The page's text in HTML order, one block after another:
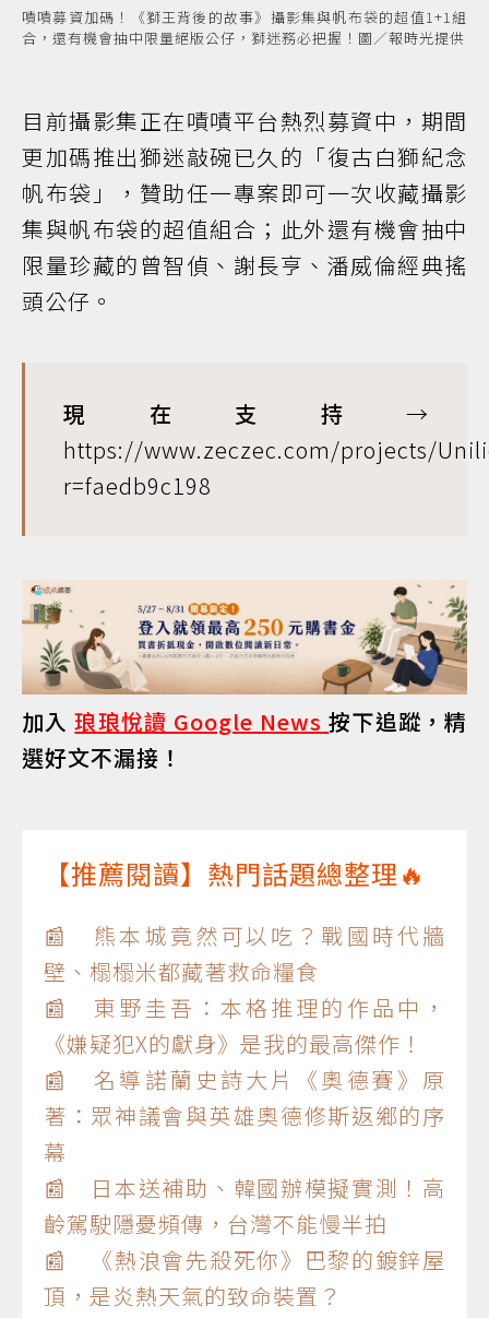
嘖嘖募資加碼！《獅王背後的故事》攝影集與帆布袋的超值1+1組
合，還有機會抽中限量絕版公仔，獅迷務必把握！圖／報時光提供
目前攝影集正在嘖嘖平台熱烈募資中，期間
更加碼推出獅迷敲碗已久的「復古白獅紀念
帆布袋」，贊助任一專案即可一次收藏攝影
集與帆布袋的超值組合；此外還有機會抽中
限量珍藏的曾智偵、謝長亨、潘威倫經典搖
頭公仔。
現在支持 →
https://www.zeczec.com/projects/
r=faedb9c198
加入琅琅悅讀 Google News按下追蹤，精
選好文不漏接！
【推薦閱讀】熱門話題總整理🔥
📰 熊本城竟然可以吃？戰國時代牆
壁、榻榻米都藏著救命糧食
📰 東野圭吾：本格推理的作品中，
《嫌疑犯X的獻身》是我的最高傑作！
📰 名導諾蘭史詩大片《奧德賽》原
著：眾神議會與英雄奧德修斯返鄉的序
幕
📰 日本送補助、韓國辦模擬實測！高
齡駕駛隱憂頻傳，台灣不能慢半拍
📰 《熱浪會先殺死你》巴黎的鍍鋅屋
頂，是炎熱天氣的致命裝置？